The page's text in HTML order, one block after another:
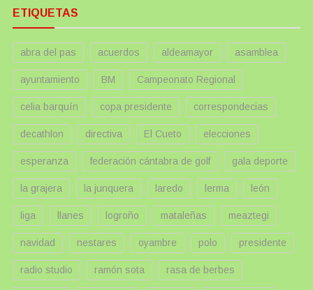
ETIQUETAS
abra del pas acuerdos aldeamayor asamblea
ayuntamiento BM Campeonato Regional
celia barquín copa presidente correspondecias
decathlon directiva El Cueto elecciones
esperanza federación cántabra de golf gala deporte
la grajera la junquera laredo lerma león
liga llanes logroño mataleñas meaztegi
navidad nestares oyambre polo presidente
radio studio ramón sota rasa de berbes